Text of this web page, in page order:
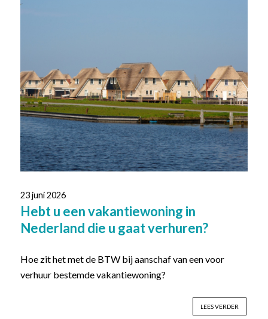
23 juni 2026
Hebt u een vakantiewoning in
Nederland die u gaat verhuren?
Hoe zit het met de BTW bij aanschaf van een voor
verhuur bestemde vakantiewoning?
LEES VERDER